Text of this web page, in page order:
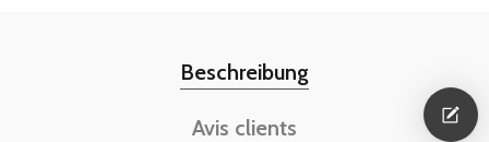
Beschreibung
Avis clients